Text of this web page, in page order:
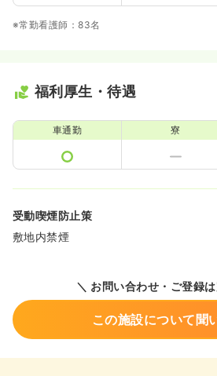
※常勤看護師：83名
福利厚生・待遇
車通勤 寮
受動喫煙防止策
敷地内禁煙
＼ お問い合わせ・ご登録
この施設について聞